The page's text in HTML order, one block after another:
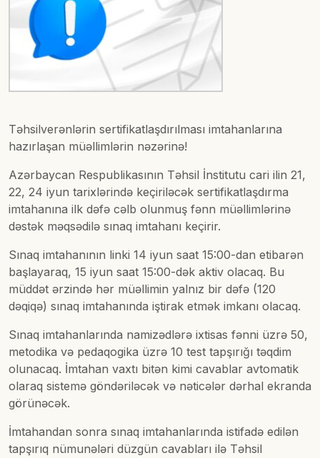
Təhsilverənlərin sertifikatlaşdırılması imtahanlarına
hazırlaşan müəllimlərin nəzərinə!
Azərbaycan Respublikasının Təhsil İnstitutu cari ilin 21,
22, 24 iyun tarixlərində keçiriləcək sertifikatlaşdırma
imtahanına ilk dəfə cəlb olunmuş fənn müəllimlərinə
dəstək məqsədilə sınaq imtahanı keçirir.
Sınaq imtahanının linki 14 iyun saat 15:00-dan etibarən
başlayaraq, 15 iyun saat 15:00-dək aktiv olacaq. Bu
müddət ərzində hər müəllimin yalnız bir dəfə (120
dəqiqə) sınaq imtahanında iştirak etmək imkanı olacaq.
Sınaq imtahanlarında namizədlərə ixtisas fənni üzrə 50,
metodika və pedaqogika üzrə 10 test tapşırığı təqdim
olunacaq. İmtahan vaxtı bitən kimi cavablar avtomatik
olaraq sistemə göndəriləcək və nəticələr dərhal ekranda
görünəcək.
İmtahandan sonra sınaq imtahanlarında istifadə edilən
tapşırıq nümunələri düzgün cavabları ilə Təhsil